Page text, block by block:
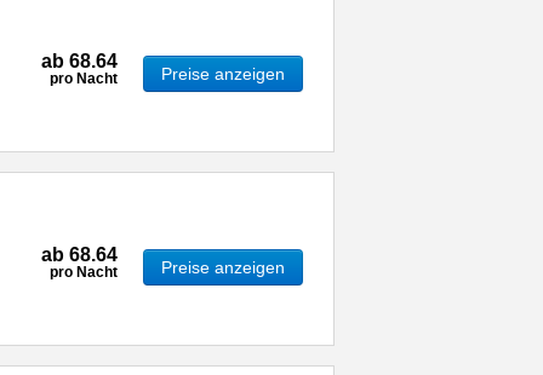
ab 68.64
pro Nacht Preise anzeigen
ab 68.64
pro Nacht Preise anzeigen